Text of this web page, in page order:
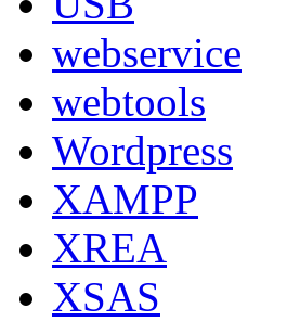
webservice
webtools
Wordpress
XAMPP
XREA
XSAS